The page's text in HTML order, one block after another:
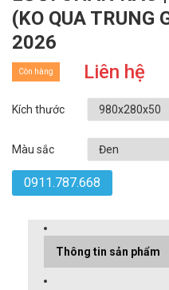
(KO QUA TRUNG
2026
Liên hệ
Còn hàng
Kích thước
Màu sắc
0911.787.668
Thông tin sản phẩm